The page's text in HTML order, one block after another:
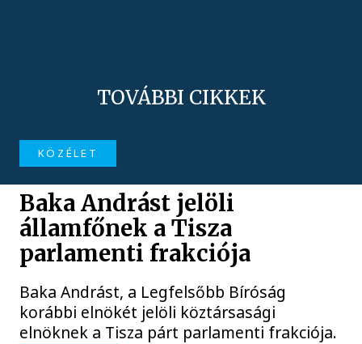
TOVÁBBI CIKKEK
KÖZÉLET
Baka Andrást jelöli
államfőnek a Tisza
parlamenti frakciója
Baka Andrást, a Legfelsőbb Bíróság
korábbi elnökét jelöli köztársasági
elnöknek a Tisza párt parlamenti frakciója.